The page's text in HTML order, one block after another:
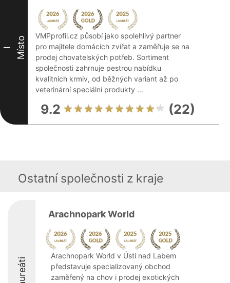
I Místo
VMPprofil.cz působí jako spolehlivý partner
pro majitele domácích zvířat a zaměřuje se na
prodej chovatelských potřeb. Sortiment
společnosti zahrnuje pestrou nabídku
kvalitních krmiv, od běžných variant až po
veterinární speciální produkty ...
9.2 (22)
Ostatní společnosti z kraje
Laureáti
Arachnopark World
Arachnopark World v Ústí nad Labem
představuje specializovaný obchod
zaměřený na chov i prodej exotických